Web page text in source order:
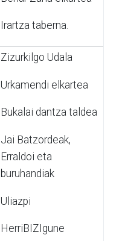
Irartza taberna.
Zizurkilgo Udala
Urkamendi elkartea
Bukalai dantza taldea
Jai Batzordeak,
Erraldoi eta
buruhandiak
Uliazpi
HerriBIZIgune